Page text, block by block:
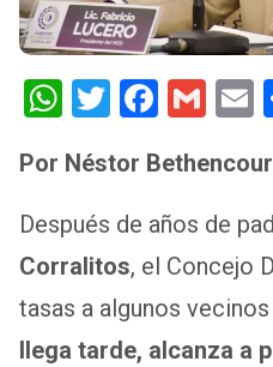
W
at
s
A
p
p
T
tt
er
F
ce
b
o
o
k
G
ail
Por Néstor
Después de años de
Corralitos, el Concejo
tasas a algunos
llega tarde, alcanza a